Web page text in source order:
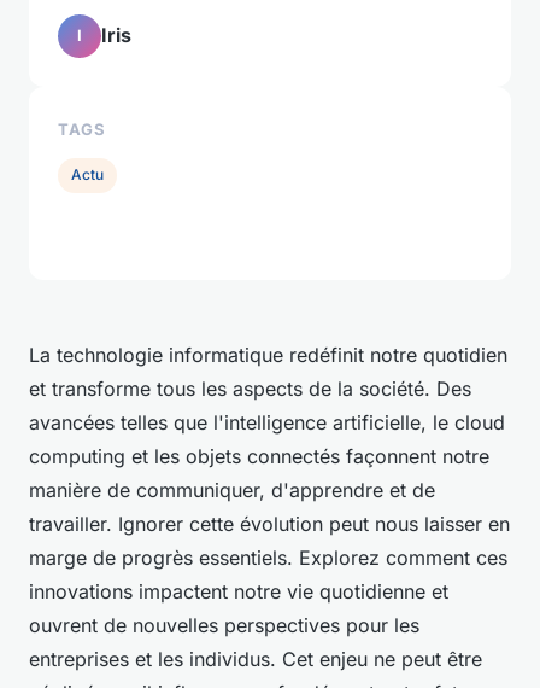
La technologie informatique redéfinit notre quotidien
et transforme tous les aspects de la société. Des
avancées telles que l'intelligence artificielle, le cloud
computing et les objets connectés façonnent notre
manière de communiquer, d'apprendre et de
travailler. Ignorer cette évolution peut nous laisser en
marge de progrès essentiels. Explorez comment ces
innovations impactent notre vie quotidienne et
ouvrent de nouvelles perspectives pour les
entreprises et les individus. Cet enjeu ne peut être
I Iris
TAGS
Actu